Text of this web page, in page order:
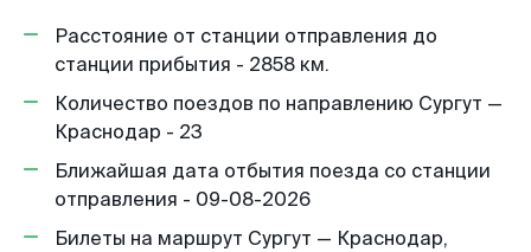
Расстояние от станции отправления до
станции прибытия - 2858 км.
Количество поездов по направлению Сургут —
Краснодар - 23
Ближайшая дата отбытия поезда со станции
отправления - 09-08-2026
Билеты на маршрут Сургут — Краснодар,